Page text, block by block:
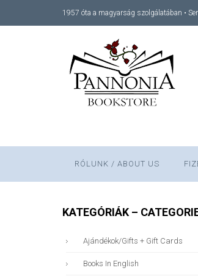
1957 óta a magyarság szolgálatában •
RÓLUNK / ABOUT US
KATEGÓRIÁK –
Ajándékok/gifts + Gift Cards
Books In English